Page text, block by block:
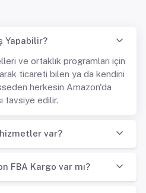
Yapabilir?
ve ortaklık programları için
ticareti bilen ya da kendini
herkesin Amazon'da
tavsiye edilir.
var?
FBA Kargo var mı?